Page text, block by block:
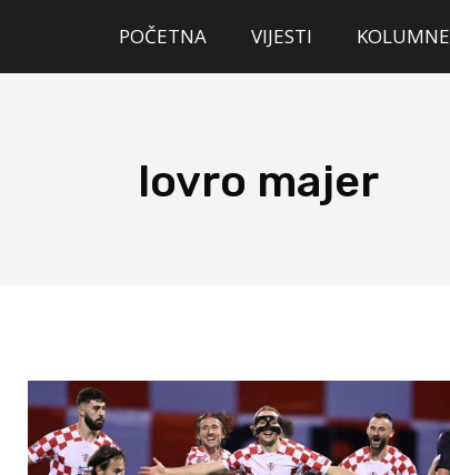
POČETNA VIJESTI KOLUMNE
lovro majer